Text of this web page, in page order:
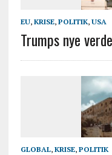
EU, KRISE, POLITIK, USA
Trumps nye
GLOBAL, KRISE, POLITIK